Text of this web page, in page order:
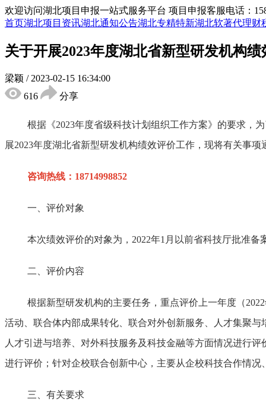
欢迎访问湖北项目申报一站式服务平台 项目申报客服电话：
首页湖北项目资讯湖北通知公告湖北专精特新湖北软著代理财
关于开展2023年度湖北省新型研发机构
梁颖 / 2023-02-15 16:34:00
616
分享
根据《2023年度省级科技计划组织工作方案》的要求，
展2023年度湖北省新型研发机构绩效评价工作， 现将有关事项
咨询热线：18714998852
一、评价对象
本次绩效评价的对象为 ， 2022年1 月以前省科技厅批准备
二、评价内容
根据新型研发机构的主要任务，重点评价上一年度 （2022
活动、联合体内部成果转化、联合对外创新服务、人才集聚与
人才引进与培养、对外科技服务及科技金融等方面情况进行
进行评价；针对企校联合创新中心， 主要从企校科技合作情况
三、 有关要求